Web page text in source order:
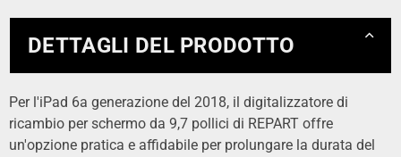
DETTAGLI DEL PRODOTTO
Per l'iPad 6a generazione del 2018, il digitalizzatore di
ricambio per schermo da 9,7 pollici di REPART offre
un'opzione pratica e affidabile per prolungare la durata del